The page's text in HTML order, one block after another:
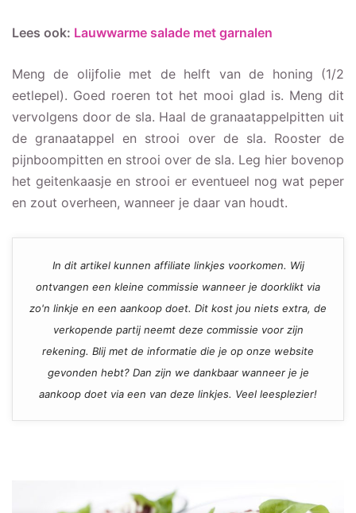
Lees ook: Lauwwarme salade met garnalen
Meng de olijfolie met de helft van de honing (1/2
eetlepel). Goed roeren tot het mooi glad is. Meng dit
vervolgens door de sla. Haal de granaatappelpitten uit
de granaatappel en strooi over de sla. Rooster de
pijnboompitten en strooi over de sla. Leg hier bovenop
het geitenkaasje en strooi er eventueel nog wat peper
en zout overheen, wanneer je daar van houdt.
In dit artikel kunnen affiliate linkjes voorkomen. Wij
ontvangen een kleine commissie wanneer je doorklikt via
zo'n linkje en een aankoop doet. Dit kost jou niets extra, de
verkopende partij neemt deze commissie voor zijn
rekening. Blij met de informatie die je op onze website
gevonden hebt? Dan zijn we dankbaar wanneer je je
aankoop doet via een van deze linkjes. Veel leesplezier!